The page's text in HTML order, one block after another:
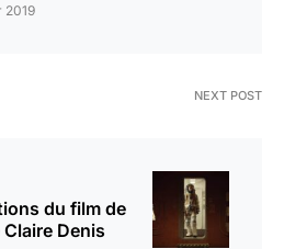
2019
NEXT POST
du film de
Denis